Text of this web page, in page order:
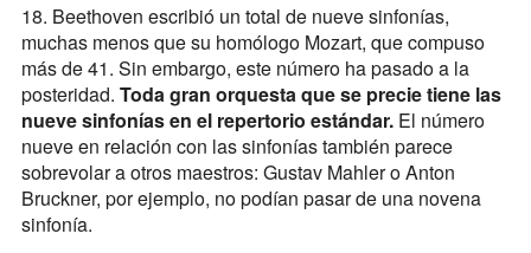
18. Beethoven escribió un total de nueve sinfonías,
muchas menos que su homólogo Mozart, que compuso
más de 41. Sin embargo, este número ha pasado a la
posteridad. Toda gran orquesta que se precie tiene las
nueve sinfonías en el repertorio estándar.El número
nueve en relación con las sinfonías también parece
sobrevolar a otros maestros: Gustav Mahler o Anton
Bruckner, por ejemplo, no podían pasar de una novena
sinfonía.